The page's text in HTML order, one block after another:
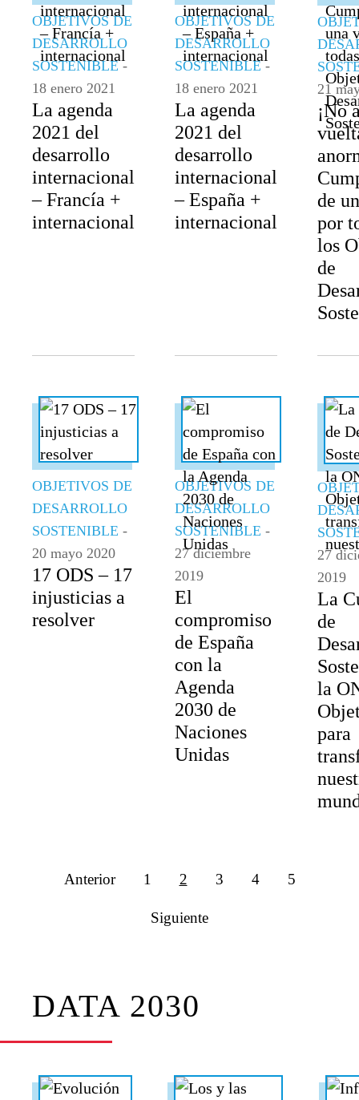
OBJETIVOS DE
DESARROLLO
SOSTENIBLE-
18 enero 2021
La agenda
2021 del
desarrollo
internacional
– Francía +
internacional
OBJETIVOS DE
DESARROLLO
SOSTENIBLE-
18 enero 2021
La agenda
2021 del
desarrollo
internacional
– España +
internacional
21
¡No
de
por
los
de
OBJETIVOS DE
DESARROLLO
SOSTENIBLE -
20 mayo 2020
17 ODS – 17
injusticias a
resolver
OBJETIVOS DE
DESARROLLO
SOSTENIBLE -
27 diciembre
2019
El
compromiso
de España
con la
Agenda
2030 de
Naciones
Unidas
27
2019
La
de
la
para
Anterior 1 2 3 4 5
Siguiente
DATA 2030